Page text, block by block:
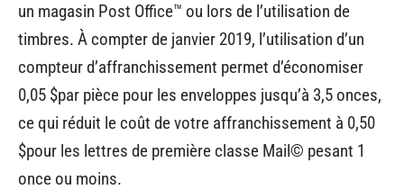
un magasin Post Office™ ou lors de l’utilisation de
timbres. À compter de janvier 2019, l’utilisation d’un
compteur d’affranchissement permet d’économiser
0,05 $par pièce pour les enveloppes jusqu’à 3,5 onces,
ce qui réduit le coût de votre affranchissement à 0,50
$pour les lettres de première classe Mail© pesant 1
once ou moins.